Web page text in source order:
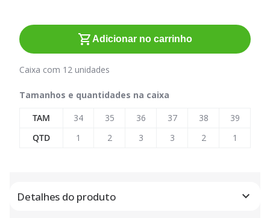
imagens
Adicionar no carrinho
Caixa com 12 unidades
Tamanhos e quantidades na caixa
TAM
34 35 36 37 38
39
QTD
1 2 3 3 2 1
Detalhes do produto